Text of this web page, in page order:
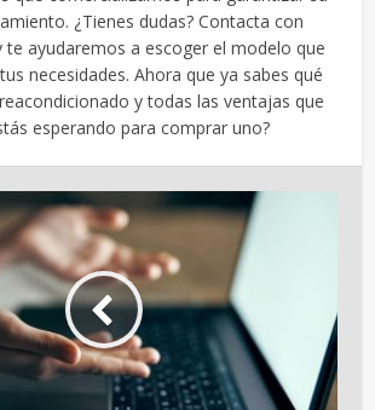
¿Tienes dudas? Contacta con
te ayudaremos a escoger el modelo que
necesidades. Ahora que ya sabes qué
y todas las ventajas que
esperando para comprar uno?